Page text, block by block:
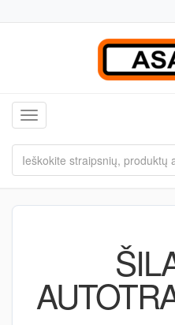
Toggle navigation